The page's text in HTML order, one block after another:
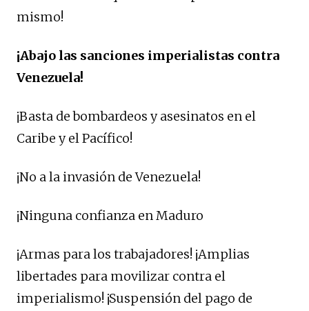
mismo!
¡Abajo las sanciones imperialistas contra
Venezuela!
¡Basta de bombardeos y asesinatos en el
Caribe y el Pacífico!
¡No a la invasión de Venezuela!
¡Ninguna confianza en Maduro
¡Armas para los trabajadores! ¡Amplias
libertades para movilizar contra el
imperialismo! ¡Suspensión del pago de